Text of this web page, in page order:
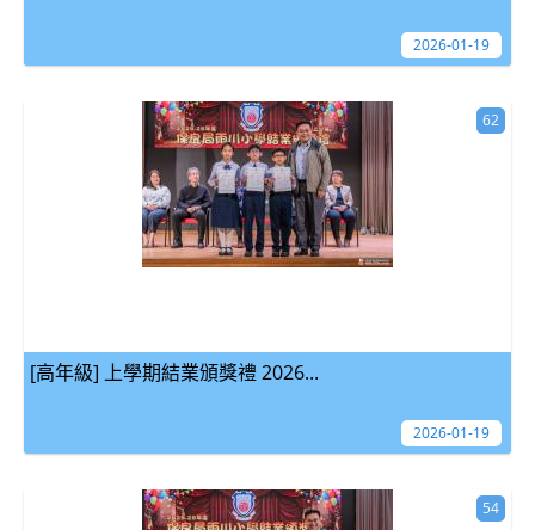
2026-01-19
[高年級] 上學期結業頒獎禮 2026...
62
2026-01-19
54